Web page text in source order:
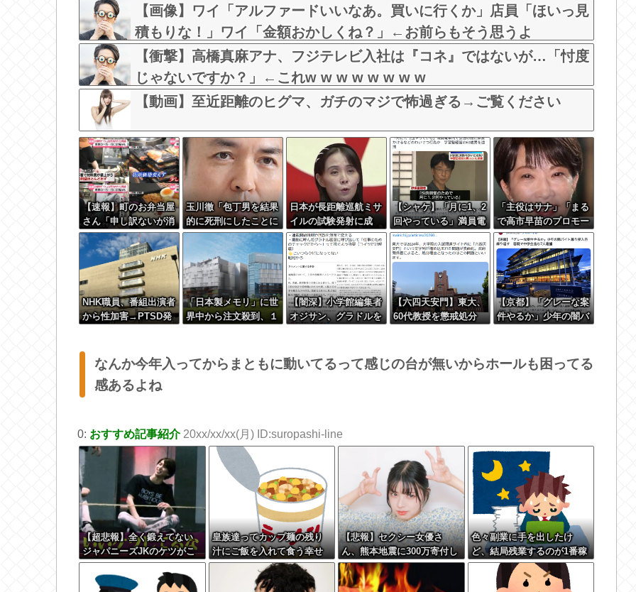
【画像】ワイ「アルファードいいなあ。買いに行くか」店員「ほいっ見
積もりな！」ワイ「金額おかしくね？」←お前らもそう思うよ
な？？？？？
【衝撃】高橋真麻アナ、フジテレビ入社は『コネ』ではないが…「忖度
じゃないですか？」←これw w w w w w w w
【動画】至近距離のヒグマ、ガチのマジで怖過ぎる→ご覧ください
【速報】町のお弁当屋
さん「申し訳ないが消
費税1%になったらそ
の分商品代を値上げす
るわ」 「うちも！」
玉川徹「包丁男を結果
的に死刑にしたことに
なる」←これどう思
日本が長距離巡航ミサ
イルの試験発射に成
功！北朝鮮が激怒「日
本が戦争国家になろう
としている」「絶対に
傍観しない、必ず後悔
させる」
【シャケ】「月に1、2
回やっている」満員電
車内で女性の服に体液
かけるなどのわいせつ
行為か 学習塾経営の
60歳男を逮捕 警視庁
「主役はサナ」「まる
で高市早苗のプロモー
ションビデオ」→BG
M付き被災地視察動画
に批判殺到
NHK職員、番組出演者
から性加害→PTSD発
「日本製メモリ」に世
界中から注文殺到、１
【闇深】小学館編集者
オジサン、グラドルを
せるｗｗｗｗ
【六四天安門】東大、
60代教授を懲戒処分
【京都】「グレーな案
件やるか」少年の闇バ
含む7人逮捕
なんか今年入ってからまともに動いてるって感じの台が無いからホールも困ってる
感あるよね
0: おすすめ記事紹介20xx/xx/xx(月) ID:suropashi-line
【超悲報】全く鍛えてない
ジャパニーズJKのケツがこ
ちらｗｗｗｗｗｗｗ
皇族達ってカップ麺の残り
汁にご飯を入れて食う幸せ
知らなそうだよなｗ
【悲報】セクシー女優さ
ん、熊本地震に300万寄付し
た結果大炎上してしまう…
←これさぁ…
色々副業に手を出したけ
ど、結局残業するのが1番稼
げるな